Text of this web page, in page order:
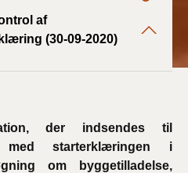
af
(30-09-2020)
der indsendes til
med starterklæringen i
om byggetilladelse,